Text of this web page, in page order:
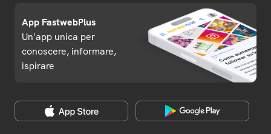
App FastwebPlus
Un'app unica per
conoscere, informare,
ispirare